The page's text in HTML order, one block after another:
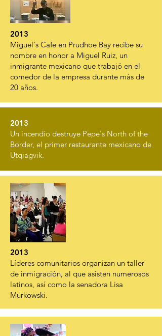
2013
Miguel's Cafe en Prudhoe Bay recibe su
nombre en honor a Miguel Ruiz, un
inmigrante mexicano que trabajó en el
comedor de la empresa durante más de
20 años.
2013
Un incendio destruye Pepe's North of the
Border, el primer restaurante mexicano de
Utqiagvik.
2013
Líderes comunitarios organizan un taller
de inmigración, al que asisten numerosos
latinos, así como la senadora Lisa
Murkowski.